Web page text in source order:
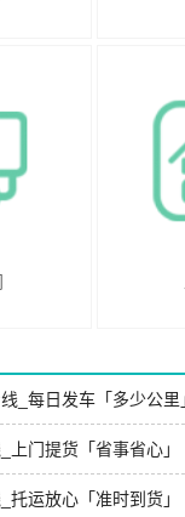
_每日发车「多少公里
上门提货「省事省心」
托运放心「准时到货」